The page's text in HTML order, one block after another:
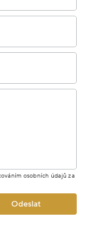
osobních údajů za
Odeslat